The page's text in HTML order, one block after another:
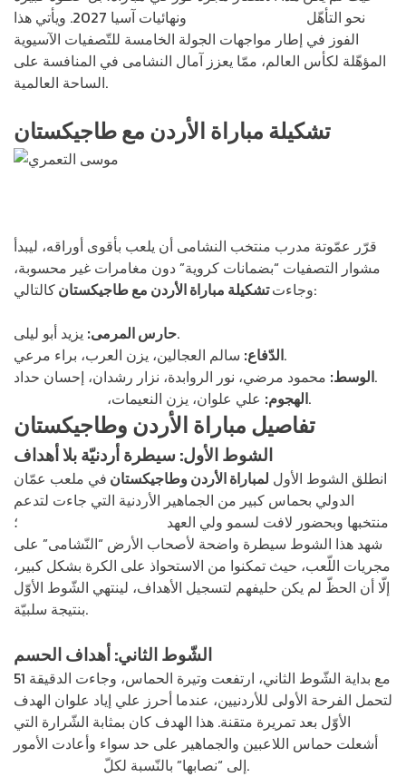
نحو التأهّل
ونهائيات آسيا 2027. ويأتي هذا
الفوز في إطار مواجهات الجولة الخامسة للتّصفيات الآسيوية
المؤهّلة لكأس العالم، ممّا يعزز آمال النشامى في المنافسة على
الساحة العالمية.
تشكيلة مباراة الأردن مع طاجيكستان
قرّر عمّوتة مدرب منتخب النشامى أن يلعب بأقوى أوراقه، ليبدأ
مشوار التصفيات “بضمانات كروية” دون مغامرات غير محسوبة،
وجاءتتشكيلة مباراة الأردن مع طاجيكستان
كالتالي:
حارس المرمى:يزيد أبو ليلى.
الدّفاع:سالم العجالين، يزن العرب، براء مرعي.
الوسط:محمود مرضي، نور الروابدة، نزار رشدان، إحسان حداد.
الهجوم: علي علوان، يزن النعيمات، .
تفاصيل مباراة الأردن وطاجيكستان
الشوط الأول: سيطرة أردنيّة بلا أهداف
انطلق الشوط الأول لمباراة الأردن وطاجيكستان في ملعب عمّان
الدولي بحماس كبير من الجماهير الأردنية التي جاءت لتدعم
منتخبها وبحضور لافت لسمو ولي العهد
؛
شهد هذا الشوط سيطرة واضحة لأصحاب الأرض “النّشامى” على
مجريات اللّعب، حيث تمكنوا من الاستحواذ على الكرة بشكل كبير،
إلّا أن الحظّ لم يكن حليفهم لتسجيل الأهداف، لينتهي الشّوط الأوّل
بنتيجة سلبيّة.
الشّوط الثاني: أهداف الحسم
مع بداية الشّوط الثاني، ارتفعت وتيرة الحماس، وجاءت الدقيقة 51
لتحمل الفرحة الأولى للأردنيين، عندما أحرز علي إياد علوان الهدف
الأوّل بعد تمريرة متقنة. هذا الهدف كان بمثابة الشّرارة التي
أشعلت حماس اللاعبين والجماهير على حد سواء وأعادت الأمور
إلى “نصابها” بالنّسبة لكلّ.